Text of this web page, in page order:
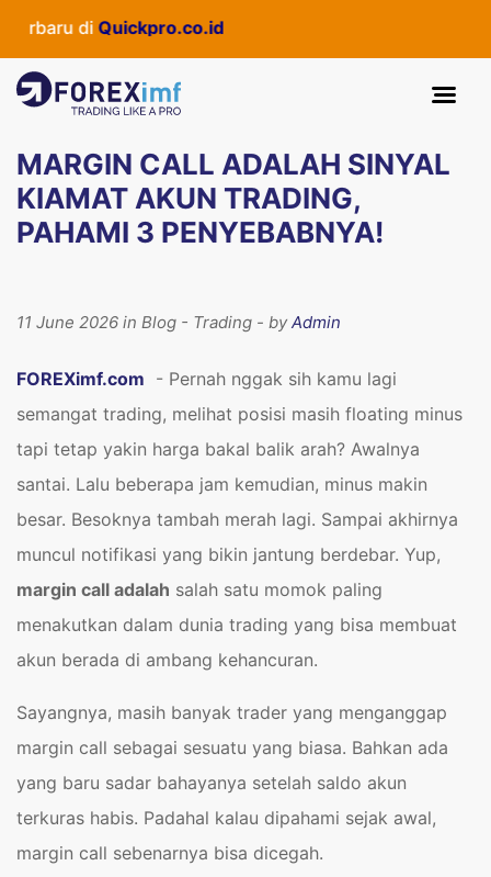
diQuickpro.co.id
MARGIN CALL ADALAH SINYAL
KIAMAT AKUN TRADING,
PAHAMI 3 PENYEBABNYA!
11 June 2026 in Blog - Trading - byAdmin
FOREXimf.com - Pernah nggak sih kamu lagi
semangat trading, melihat posisi masih floating minus
tapi tetap yakin harga bakal balik arah? Awalnya
santai. Lalu beberapa jam kemudian, minus makin
besar. Besoknya tambah merah lagi. Sampai akhirnya
muncul notifikasi yang bikin jantung berdebar. Yup,
margin call adalah salah satu momok paling
menakutkan dalam dunia trading yang bisa membuat
akun berada di ambang kehancuran.
Sayangnya, masih banyak trader yang menganggap
margin call sebagai sesuatu yang biasa. Bahkan ada
yang baru sadar bahayanya setelah saldo akun
terkuras habis. Padahal kalau dipahami sejak awal,
margin call sebenarnya bisa dicegah.